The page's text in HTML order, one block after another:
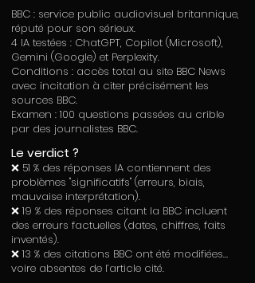
BBC : service public audiovisuel britannique,
réputé pour son sérieux.
4 IA testées : ChatGPT, Copilot (Microsoft),
Gemini (Google) et Perplexity.
Conditions : accès total au site BBC News
avec incitation à citer précisément les
sources BBC.
Examen : 100 questions passées au crible
par des journalistes BBC.
Le verdict ?
❌ 51 % des réponses IA contiennent des
problèmes "significatifs" (erreurs, biais,
mauvaise interprétation).
❌ 19 % des réponses citant la BBC incluent
des erreurs factuelles (dates, chiffres, faits
inventés).
❌ 13 % des citations BBC ont été modifiées…
voire absentes de l’article cité.